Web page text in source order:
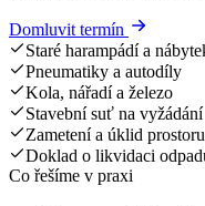
Domluvit termín
Staré harampádí a
Pneumatiky a autodíly
Kola, nářadí a železo
Stavební suť na vyžádání
Zametení a úklid prostoru
Doklad o likvidaci
Co řešíme v praxi